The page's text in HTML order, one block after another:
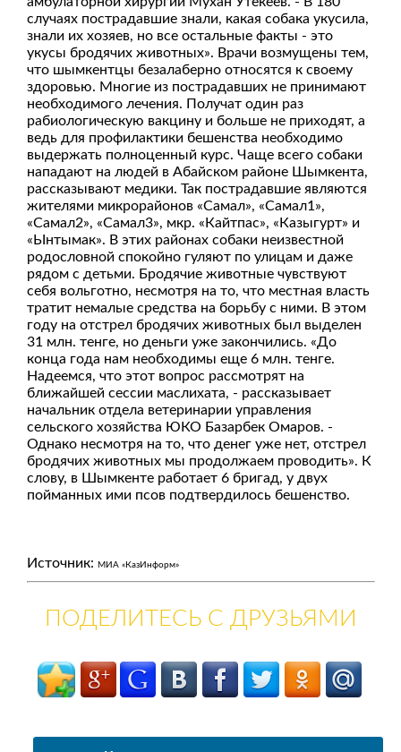
случаях пострадавшие знали, какая собака укусила,
знали их хозяев, но все остальные факты - это
укусы бродячих животных». Врачи возмущены тем,
что шымкентцы безалаберно относятся к своему
здоровью. Многие из пострадавших не принимают
необходимого лечения. Получат один раз
рабиологическую вакцину и больше не приходят, а
ведь для профилактики бешенства необходимо
выдержать полноценный курс. Чаще всего собаки
нападают на людей в Абайском районе Шымкента,
рассказывают медики. Так пострадавшие являются
жителями микрорайонов «Самал», «Самал1»,
«Самал2», «Самал3», мкр. «Кайтпас», «Казыгурт» и
«Ынтымак». В этих районах собаки неизвестной
родословной спокойно гуляют по улицам и даже
рядом с детьми. Бродячие животные чувствуют
себя вольготно, несмотря на то, что местная власть
тратит немалые средства на борьбу с ними. В этом
году на отстрел бродячих животных был выделен
31 млн. тенге, но деньги уже закончились. «До
конца года нам необходимы еще 6 млн. тенге.
Надеемся, что этот вопрос рассмотрят на
ближайшей сессии маслихата, - рассказывает
начальник отдела ветеринарии управления
сельского хозяйства ЮКО Базарбек Омаров. -
Однако несмотря на то, что денег уже нет, отстрел
бродячих животных мы продолжаем проводить». К
слову, в Шымкенте работает 6 бригад, у двух
пойманных ими псов подтвердилось бешенство.
Источник: МИА «КазИнформ»
ПОДЕЛИТЕСЬ С ДРУЗЬЯМИ